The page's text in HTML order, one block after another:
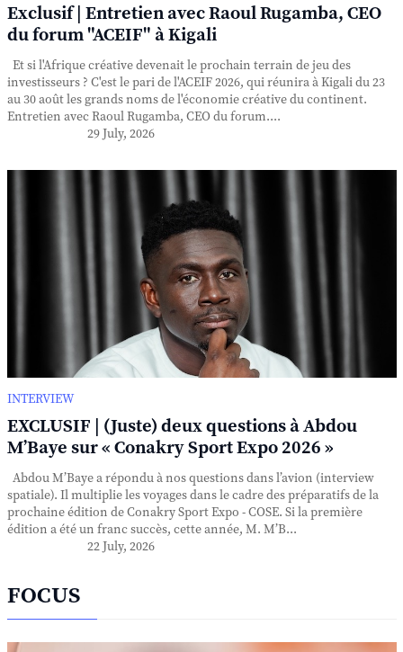
Exclusif | Entretien avec Raoul Rugamba, CEO
du forum "ACEIF" à Kigali
Et si l'Afrique créative devenait le prochain terrain de jeu des
investisseurs ? C'est le pari de l'ACEIF 2026, qui réunira à Kigali du 23
au 30 août les grands noms de l'économie créative du continent.
Entretien avec Raoul Rugamba, CEO du forum....
29 July, 2026
INTERVIEW
EXCLUSIF | (Juste) deux questions à Abdou
M’Baye sur « Conakry Sport Expo 2026 »
Abdou M’Baye a répondu à nos questions dans l’avion (interview
spatiale). Il multiplie les voyages dans le cadre des préparatifs de la
prochaine édition de Conakry Sport Expo - COSE. Si la première
édition a été un franc succès, cette année, M. M’B...
22 July, 2026
FOCUS